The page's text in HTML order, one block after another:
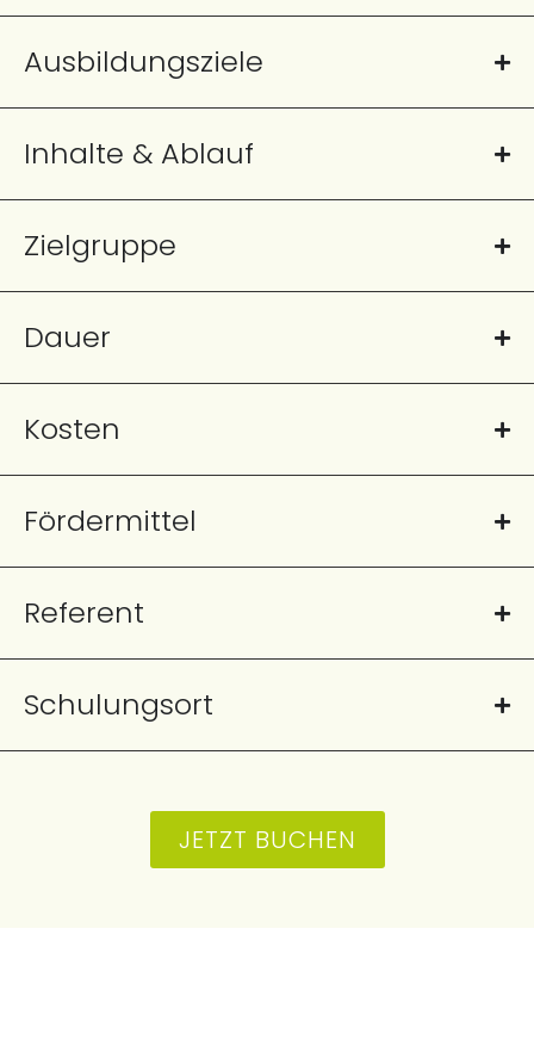
Ausbildungsziele
Inhalte & Ablauf
Zielgruppe
Dauer
Kosten
Fördermittel
Referent
Schulungsort
JETZT BUCHEN